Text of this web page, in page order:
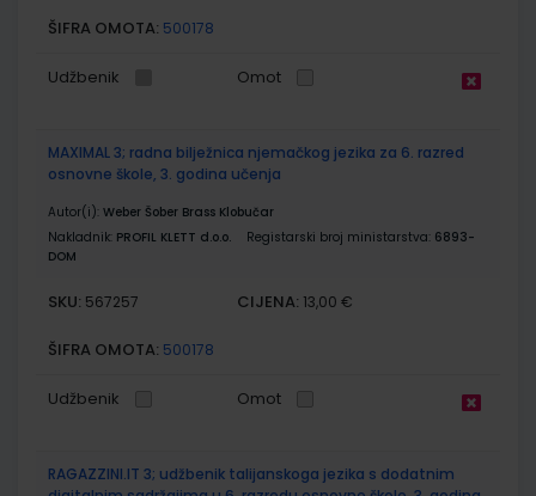
ŠIFRA OMOTA: 500178
Udžbenik Omot
MAXIMAL 3; radna bilježnica njemačkog jezika za 6. razred
osnovne škole, 3. godina učenja
Autor(i): Weber Šober Brass Klobučar
Nakladnik: PROFIL KLETT d.o.o. Registarski broj ministarstva: 6893-
DOM
SKU: 567257 CIJENA: 13,00 €
ŠIFRA OMOTA: 500178
Udžbenik Omot
RAGAZZINI.IT 3; udžbenik talijanskoga jezika s dodatnim